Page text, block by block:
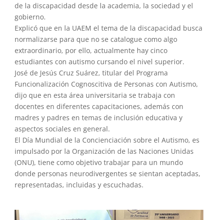
de la discapacidad desde la academia, la sociedad y el
gobierno.
Explicó que en la UAEM el tema de la discapacidad busca
normalizarse para que no se catalogue como algo
extraordinario, por ello, actualmente hay cinco
estudiantes con autismo cursando el nivel superior.
José de Jesús Cruz Suárez, titular del Programa
Funcionalización Cognoscitiva de Personas con Autismo,
dijo que en esta área universitaria se trabaja con
docentes en diferentes capacitaciones, además con
madres y padres en temas de inclusión educativa y
aspectos sociales en general.
El Día Mundial de la Concienciación sobre el Autismo, es
impulsado por la Organización de las Naciones Unidas
(ONU), tiene como objetivo trabajar para un mundo
donde personas neurodivergentes se sientan aceptadas,
representadas, incluidas y escuchadas.